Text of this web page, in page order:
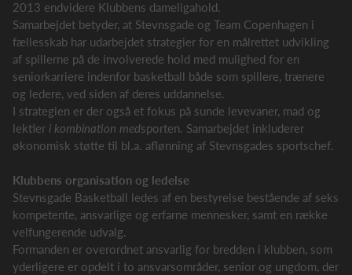
2013 endvidere Klubbens dameligahold.
Samarbejdet betyder, at Stevnsgade og Team Copenhagen i
fællesskab har udarbejdet strategier for en målrettet udvikling
af spillerne på de involverede hold med mulighed for en
seniorkarriere indenfor basketball både som spillere, trænere
og ledere, ved siden af deres uddannelse.
I strategien er der også et fokus på sunde levevaner, mad og
lektier i kombination medsporten. Samarbejdet inkluderer
økonomisk støtte til bl.a. aflønning af Stevnsgades sportschef.
Klubbens organisation og ledelse
Stevnsgade Basketball ledes af en bestyrelse bestående af seks
kompetente, ansvarlige og erfarne mennesker, samt en række
velfungerende udvalg.
Formanden er overordnet ansvarlig for bredden i klubben, som
yderligere er opdelt i to ansvarsområder, senior og ungdom, der